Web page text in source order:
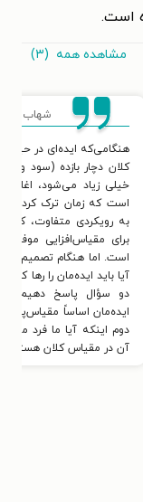
است.
مشاهده همه (۳)
شهاب
هنگامی‌که ایده‌ای در حین
کلان دچار بازده (سود و/یا
خیلی زیاد می‌شود، اغلب
است که زمان ترک کردن
به رویکردی متفاوت، که
برای مقیاس‌افزایی موفق
است. اما هنگام تصمیم‌گیری
آیا باید ایده‌مان را رها کنیم
دو سؤال پاسخ دهیم:
ایده‌مان اساساً
دوم اینکه آیا ما فرد
آن در مقیاس کلان هستیم